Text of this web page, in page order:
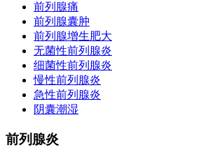
前列腺痛
前列腺囊肿
前列腺增生肥大
无菌性前列腺炎
细菌性前列腺炎
慢性前列腺炎
急性前列腺炎
阴囊潮湿
前列腺炎